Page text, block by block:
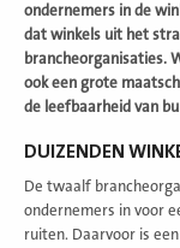
ondernemers in de
dat winkels uit het
brancheorganisaties.
ook een grote
de leefbaarheid van
DUIZENDEN
De twaalf
ondernemers in voor
ruiten. Daarvoor is